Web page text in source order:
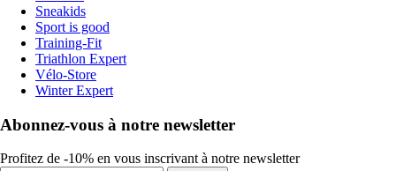
Sneakids
Sport is good
Training-Fit
Triathlon Expert
Vélo-Store
Winter Expert
Abonnez-vous à notre newsletter
Profitez de -10% en vous inscrivant à notre newsletter